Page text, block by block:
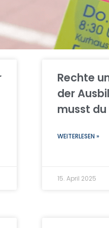
Rechte
der
musst du
WEITERLESEN »
15. April 2025